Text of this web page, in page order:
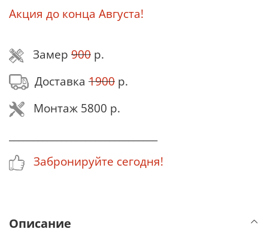
Акция до конца Августа!
Замер 900 р.
Доставка 1900 р.
Монтаж 5800 р.
Забронируйте сегодня!
Описание